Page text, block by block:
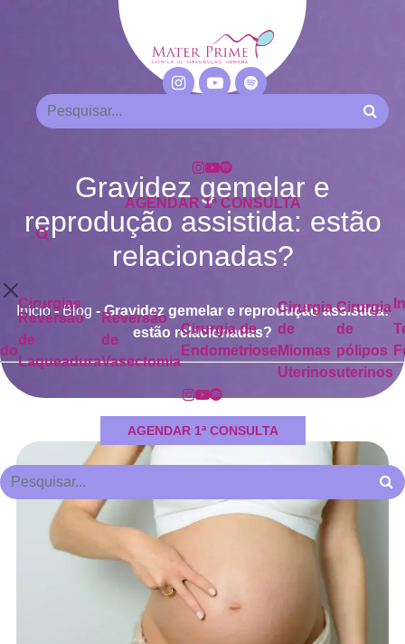
AGENDAR 1ª CONSULTA
Cirurgias
Reversão
de
Laqueadura
Reversão
de
Vasectomia
Cirurgia de
Endometriose
Cirurgia
de
Miomas
Uterinos
Cirurgia
de
pólipos
uterinos
AGENDAR 1ª CONSULTA
Gravidez gemelar e
reprodução assistida: estão
relacionadas?
Início-Blog -Gravidez gemelar e reprodução assistida:
estão relacionadas?